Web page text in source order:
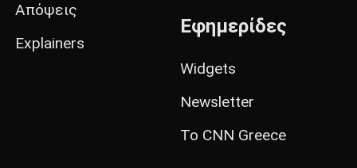
Απόψεις
Explainers
Εφημερίδες
Widgets
Newsletter
Το CNN Greece